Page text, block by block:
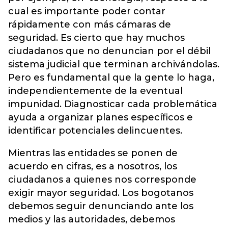
cual es importante poder contar
rápidamente con más cámaras de
seguridad. Es cierto que hay muchos
ciudadanos que no denuncian por el débil
sistema judicial que terminan archivándolas.
Pero es fundamental que la gente lo haga,
independientemente de la eventual
impunidad. Diagnosticar cada problemática
ayuda a organizar planes específicos e
identificar potenciales delincuentes.
Mientras las entidades se ponen de
acuerdo en cifras, es a nosotros, los
ciudadanos a quienes nos corresponde
exigir mayor seguridad. Los bogotanos
debemos seguir denunciando ante los
medios y las autoridades, debemos